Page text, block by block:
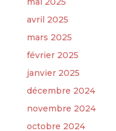
avril 2025
mars 2025
février 2025
janvier 2025
décembre 2024
novembre 2024
octobre 2024